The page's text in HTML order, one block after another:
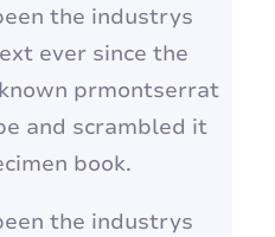
the industrys
ever since the
prmontserrat
and scrambled it
book.
the industrys